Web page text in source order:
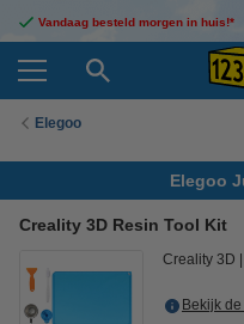
Vandaag besteld morgen in huis!*
Elegoo
Elegoo
Creality 3D Resin Tool Kit
Creality 3D
Bekijk